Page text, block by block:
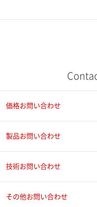
価格お問い合わせ
製品お問い合わせ
技術お問い合わせ
その他お問い合わせ